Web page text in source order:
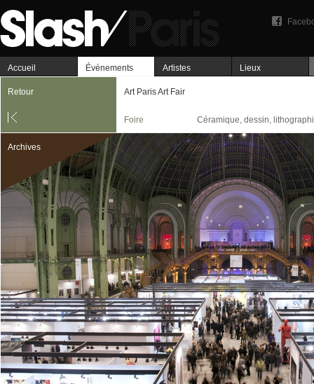
Accueil Événements Artistes Lieux
Retour Art Paris Art Fair
Foire Céramique, dessin,
Archives